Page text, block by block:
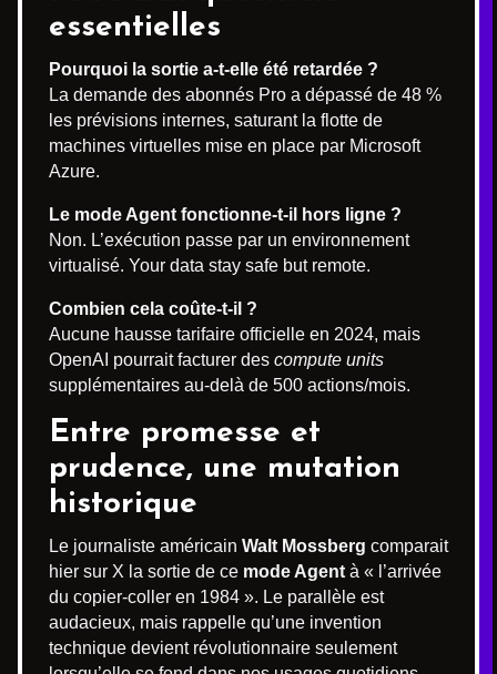
essentielles
Pourquoi la sortie a-t-elle été retardée ?
La demande des abonnés Pro a dépassé de 48 %
les prévisions internes, saturant la flotte de
machines virtuelles mise en place par Microsoft
Azure.
Le mode Agent fonctionne-t-il hors ligne ?
Non. L’exécution passe par un environnement
virtualisé. Your data stay safe but remote.
Combien cela coûte-t-il ?
Aucune hausse tarifaire officielle en 2024, mais
OpenAI pourrait facturer des compute units
supplémentaires au-delà de 500 actions/mois.
Entre promesse et
prudence, une mutation
historique
Le journaliste américain Walt Mossberg comparait
hier sur X la sortie de ce mode Agent à « l’arrivée
du copier-coller en 1984 ». Le parallèle est
audacieux, mais rappelle qu’une invention
technique devient révolutionnaire seulement